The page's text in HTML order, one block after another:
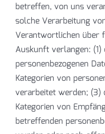
betreffen, von uns
solche Verarbeitung
Verantwortlichen über
Auskunft verlangen: (1)
personenbezogenen
Kategorien von
verarbeitet werden; (3)
Kategorien von
betreffenden